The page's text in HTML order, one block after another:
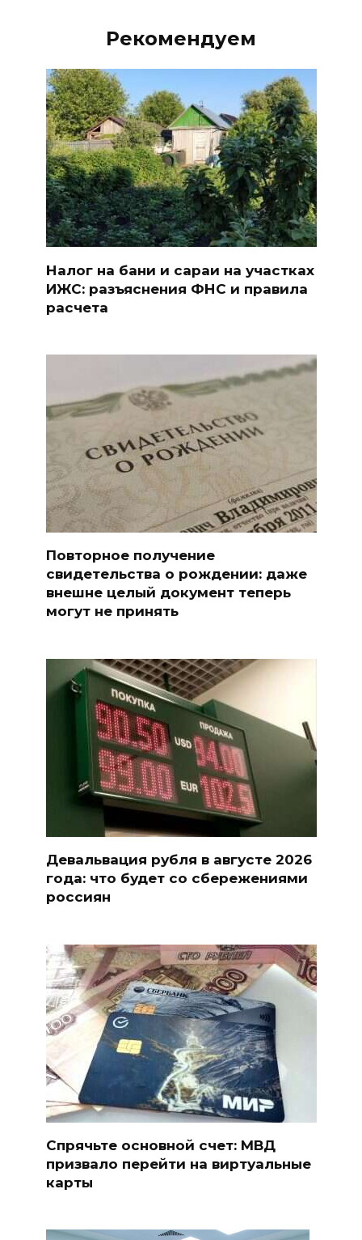
Рекомендуем
Налог на бани и сараи на участках
ИЖС: разъяснения ФНС и правила
расчета
Повторное получение
свидетельства о рождении: даже
внешне целый документ теперь
могут не принять
Девальвация рубля в августе 2026
года: что будет со сбережениями
россиян
Спрячьте основной счет: МВД
призвало перейти на виртуальные
карты